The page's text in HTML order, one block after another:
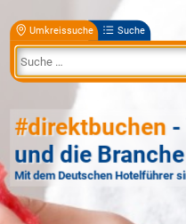
Umkreissuche Suche
#direktbuchen -
und die
Mit dem Deutschen Hotelführer